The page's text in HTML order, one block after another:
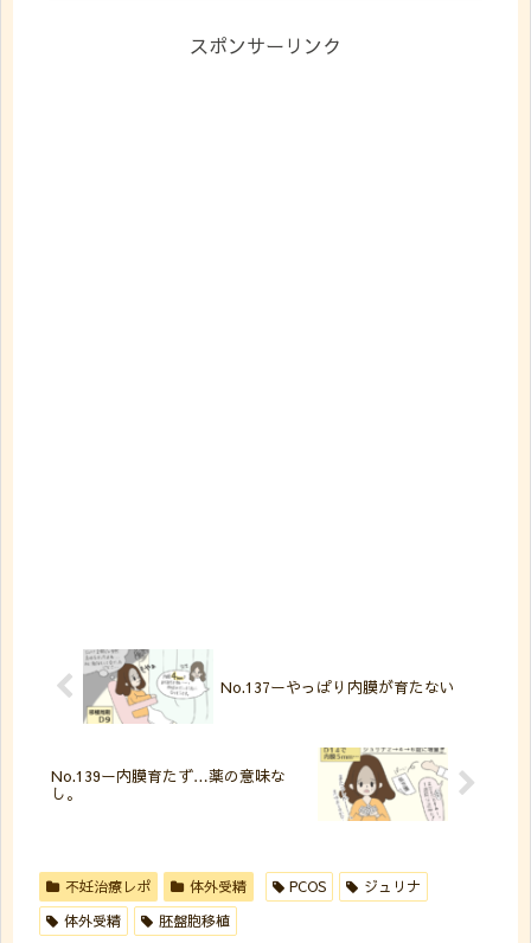
スポンサーリンク
No.137ーやっぱり内膜が育たない
No.139ー内膜育たず…薬の意味な
し。
不妊治療レポ 体外受精 PCOS
ジュリナ
体外受精
胚盤胞移植